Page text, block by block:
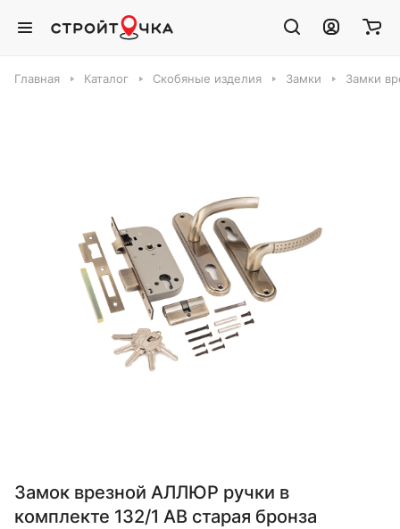
Главная Каталог Скобяные изделия Замки Замки
Замок врезной АЛЛЮР ручки в
комплекте 132/1 AB старая бронза